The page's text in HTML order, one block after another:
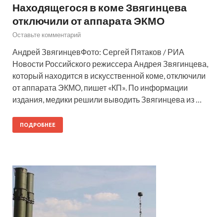
Находящегося в коме Звягинцева
отключили от аппарата ЭКМО
Оставьте комментарий
Андрей ЗвягинцевФото: Сергей Пятаков / РИА
Новости Российского режиссера Андрея Звягинцева,
который находится в искусственной коме, отключили
от аппарата ЭКМО, пишет «КП». По информации
издания, медики решили выводить Звягинцева из …
ПОДРОБНЕЕ